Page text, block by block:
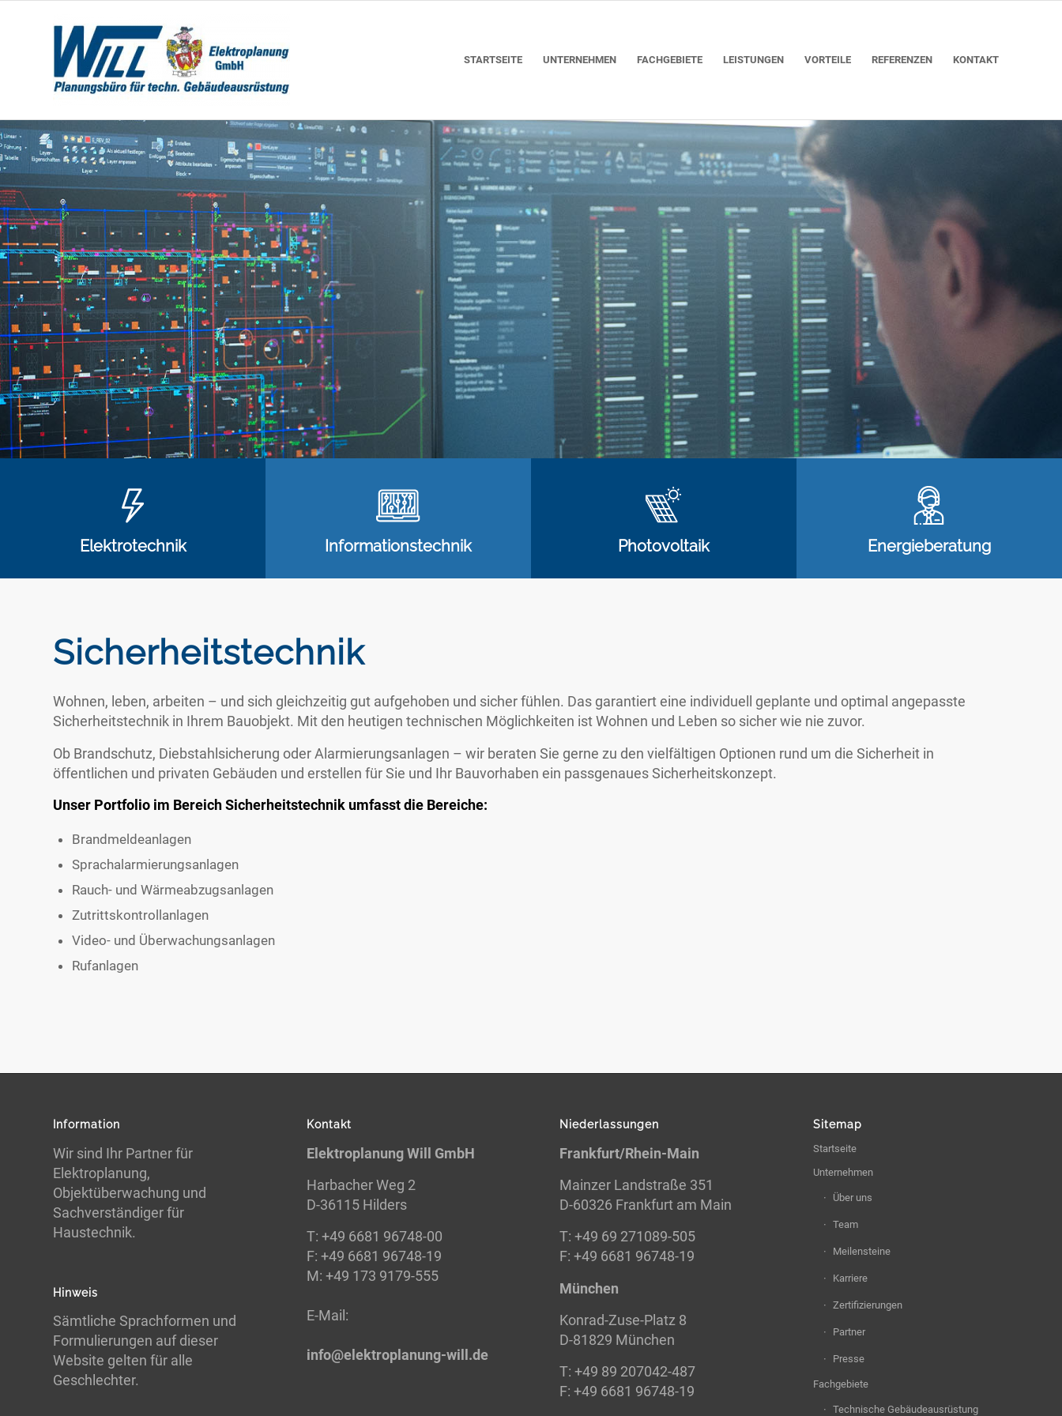
STARTSEITE UNTERNEHMEN FACHGEBIETE LEISTUNGEN VORTEILE REFERENZEN KONTAKT
Elektrotechnik Informationstechnik Photovoltaik Energieberatung
Sicherheitstechnik
Wohnen, leben, arbeiten – und sich gleichzeitig gut aufgehoben und sicher fühlen. Das garantiert eine individuell geplante und optimal angepasste
Sicherheitstechnik in Ihrem Bauobjekt. Mit den heutigen technischen Möglichkeiten ist Wohnen und Leben so sicher wie nie zuvor.
Ob Brandschutz, Diebstahlsicherung oder Alarmierungsanlagen – wir beraten Sie gerne zu den vielfältigen Optionen rund um die Sicherheit in
öffentlichen und privaten Gebäuden und erstellen für Sie und Ihr Bauvorhaben ein passgenaues Sicherheitskonzept.
Unser Portfolio im Bereich Sicherheitstechnik umfasst die Bereiche:
Brandmeldeanlagen
Sprachalarmierungsanlagen
Rauch- und Wärmeabzugsanlagen
Zutrittskontrollanlagen
Video- und Überwachungsanlagen
Rufanlagen
Information
Wir sind Ihr Partner für
Elektroplanung,
Objektüberwachung und
Sachverständiger für
Haustechnik.
Hinweis
Sämtliche Sprachformen und
Formulierungen auf dieser
Website gelten für alle
Geschlechter.
Kontakt
Elektroplanung Will GmbH
Harbacher Weg 2
D-36115 Hilders
T: +49 6681 96748-00
F: +49 6681 96748-19
M: +49 173 9179-555
E-Mail:
info@elektroplanung-will.de
Niederlassungen
Frankfurt/Rhein-Main
Mainzer Landstraße 351
D-60326 Frankfurt am Main
T: +49 69 271089-505
F: +49 6681 96748-19
München
Konrad-Zuse-Platz 8
D-81829 München
T: +49 89 207042-487
F: +49 6681 96748-19
Sitemap
Startseite
Unternehmen
Über uns
Team
Meilensteine
Karriere
Zertifizierungen
Partner
Presse
Fachgebiete
Technische Gebäudeausrüstung